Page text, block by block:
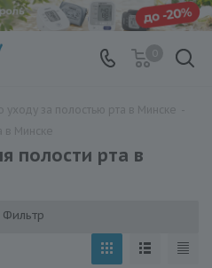
полости рта в
Фильтр